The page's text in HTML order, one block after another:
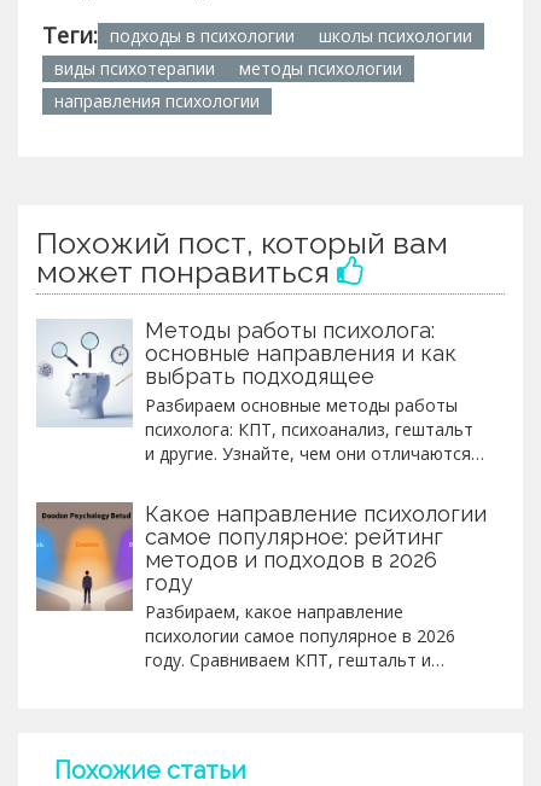
Теги: подходы в психологии
школы психологии
виды психотерапии
методы психологии
направления психологии
Похожий пост, который вам
может понравиться
Методы работы психолога:
основные направления и как
выбрать подходящее
Разбираем основные методы работы
психолога: КПТ, психоанализ, гештальт
и другие. Узнайте, чем они отличаются,
правильного специалиста для решения
ваших задач.
Какое направление психологии
самое популярное: рейтинг
методов и подходов в 2026
году
Разбираем, какое направление
психологии самое популярное в 2026
году. Сравниваем КПТ, гештальт и
Похожие статьи